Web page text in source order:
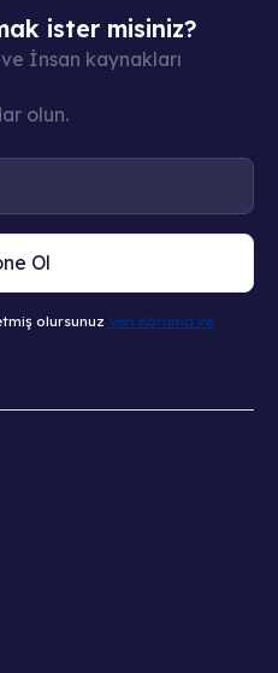
ister misiniz?
İnsan kaynakları
olun.
Ol
olursunuz Veri Koruma ve